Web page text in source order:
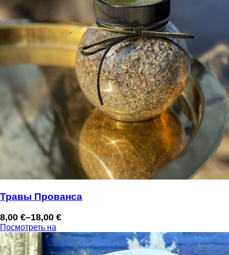
Травы Прованса
8,00 €–18,00 €
Диапазон
цен:
8,00 €
Посмотреть на